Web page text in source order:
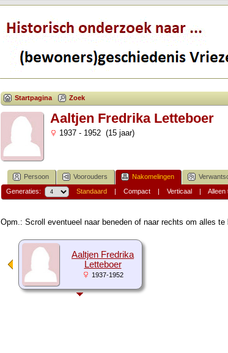
Startpagina Zoek
Aaltjen Fredrika Letteboer
1937 - 1952 (15 jaar)
Persoon Voorouders Nakomelingen
Generaties: Standaard| Compact| Verticaal| Alleen
Opm.: Scroll eventueel naar beneden of naar rechts om alles te
Aaltjen Fredrika
Letteboer
1937-1952